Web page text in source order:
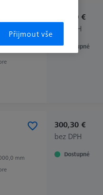
277,20 €
bez DPH
Dostupné
mm
300,30 €
bez DPH
Dostupné
Přijmout vše